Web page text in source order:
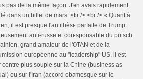
pas de la même façon. J'en avais rapidement
dans un billet de mars :<br /> <br /> « Quant à
il est presque l'antithèse parfaite de Trump :
anti-russe et coresponsable du putsch
grand amateur de l'OTAN et de la
européenne au "leadership" US, il est
contre plus souple sur la Chine (business as
ou sur l'Iran (accord obamesque sur le